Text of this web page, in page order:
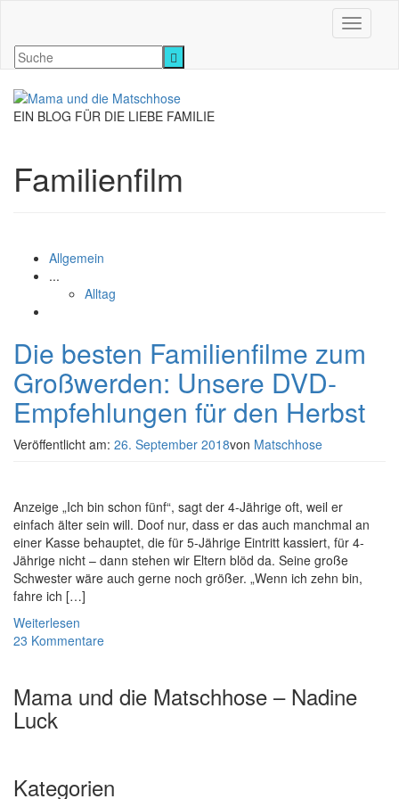
EIN BLOG FÜR DIE LIEBE FAMILIE
Familienfilm
Allgemein
...
Alltag
Die besten Familienfilme zum
Großwerden: Unsere DVD-
Empfehlungen für den Herbst
Veröffentlicht am: 26. September 2018von Matschhose
Anzeige „Ich bin schon fünf“, sagt der 4-Jährige oft, weil er
einfach älter sein will. Doof nur, dass er das auch manchmal an
einer Kasse behauptet, die für 5-Jährige Eintritt kassiert, für 4-
Jährige nicht – dann stehen wir Eltern blöd da. Seine große
Schwester wäre auch gerne noch größer. „Wenn ich zehn bin,
fahre ich […]
Weiterlesen
23 Kommentare
Mama und die Matschhose – Nadine
Luck
Kategorien